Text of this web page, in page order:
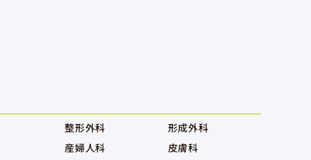
整形外科
形成外科
産婦人科
皮膚科